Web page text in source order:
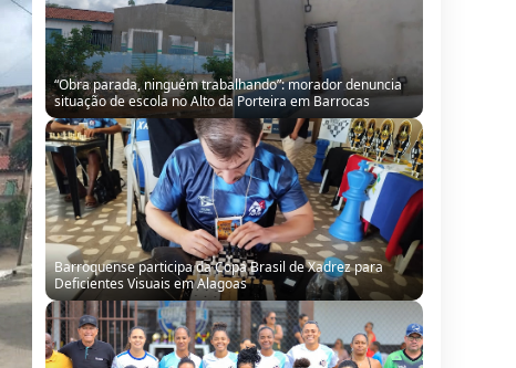
“Obra parada, ninguém trabalhando”: morador denuncia
situação de escola no Alto da Porteira em Barrocas
Barroquense participa da Copa Brasil de Xadrez para
Deficientes Visuais em Alagoas